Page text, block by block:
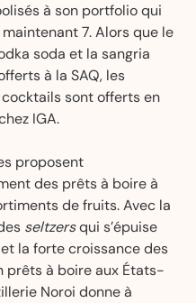
à son portfolio qui
7. Alors que le
soda et la sangria
à la SAQ, les
cocktails sont offerts en
IGA.
proposent
des prêts à boire à
de fruits. Avec la
seltzers qui s’épuise
la forte croissance des
prêts à boire aux États-
Noroi donne à